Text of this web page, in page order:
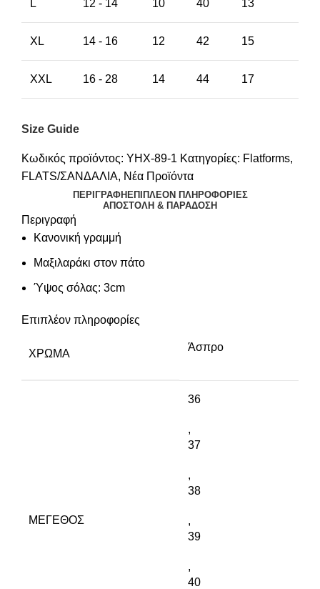
L 12 - 14 10 40 13
XL 14 - 16 12 42 15
XXL 16 - 28 14 44 17
Size Guide
Κωδικός προϊόντος: YHX-89-1 Κατηγορίες: Flatforms,
FLATS/ΣΑΝΔΑΛΙΑ, Νέα Προϊόντα
ΠΕΡΙΓΡΑΦΉΕΠΙΠΛΈΟΝ ΠΛΗΡΟΦΟΡΊΕΣ
ΑΠΟΣΤΟΛΉ & ΠΑΡΆΔΟΣΗ
Περιγραφή
Κανονική γραμμή
Μαξιλαράκι στον πάτο
Ύψος σόλας: 3cm
Επιπλέον πληροφορίες
ΧΡΏΜΑ
Άσπρο
ΜΈΓΕΘΟΣ
36
,
37
,
38
,
39
,
40